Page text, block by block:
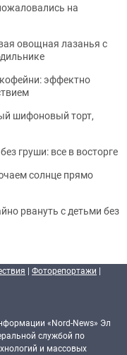
на
овощная лазанья с
эффектно
шифоновый торт,
груши: все в восторге
солнце прямо
рвануть с детьми без
| Фоторепортажи |
«Nord-News» Эл
службой по
и массовых